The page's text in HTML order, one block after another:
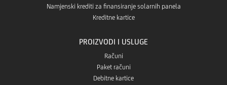
Namjenski krediti za finansiranje solarnih panela
Kreditne kartice
PROIZVODI I USLUGE
Računi
Paket računi
Debitne kartice